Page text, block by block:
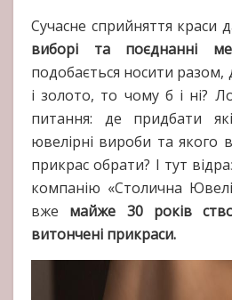
Сучасне сприйняття краси
виборі та поєднанні
подобається носити разом,
і золото, то чому б і ні?
питання: де придбати
ювелірні вироби та якого
прикрас обрати? І тут
компанію «Столична
вже майже 30 років
витончені прикраси.